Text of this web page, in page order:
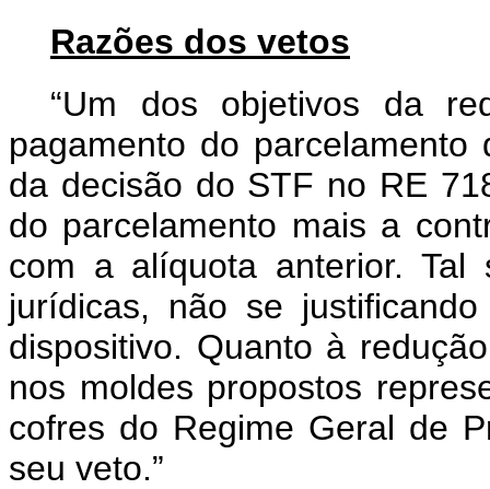
Razões dos vetos
“Um dos objetivos da
pagamento do
da decisão do STF no RE
do parcelamento mais a
com a alíquota anterior.
jurídicas, não se
dispositivo. Quanto à
nos moldes propostos
cofres do Regime Geral de
seu veto.”